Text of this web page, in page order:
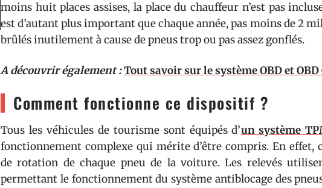
moins huit places assises, la place du chauffeur n’est pas
est d’autant plus important que chaque année, pas moins de 2
brûlés inutilement à cause de pneus trop ou pas assez gonflés.
A découvrir également :Tout savoir sur le système OBD et
Comment fonctionne ce dispositif ?
Tous les véhicules de tourisme sont équipés d’un système
fonctionnement complexe qui mérite d’être compris. En effet,
de rotation de chaque pneu de la voiture. Les relevés
permettant le fonctionnement du système antiblocage des